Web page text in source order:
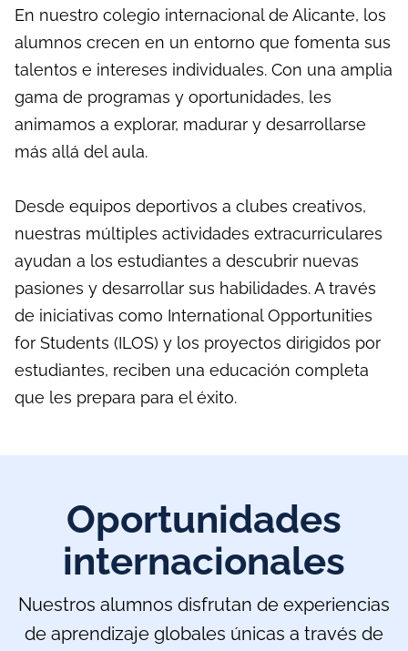
En nuestro colegio internacional de Alicante, los
alumnos crecen en un entorno que fomenta sus
talentos e intereses individuales. Con una amplia
gama de programas y oportunidades, les
animamos a explorar, madurar y desarrollarse
más allá del aula.
Desde equipos deportivos a clubes creativos,
nuestras múltiples actividades extracurriculares
ayudan a los estudiantes a descubrir nuevas
pasiones y desarrollar sus habilidades. A través
de iniciativas como International Opportunities
for Students (ILOS) y los proyectos dirigidos por
estudiantes, reciben una educación completa
que les prepara para el éxito.
Oportunidades
internacionales
Nuestros alumnos disfrutan de experiencias
de aprendizaje globales únicas a través de